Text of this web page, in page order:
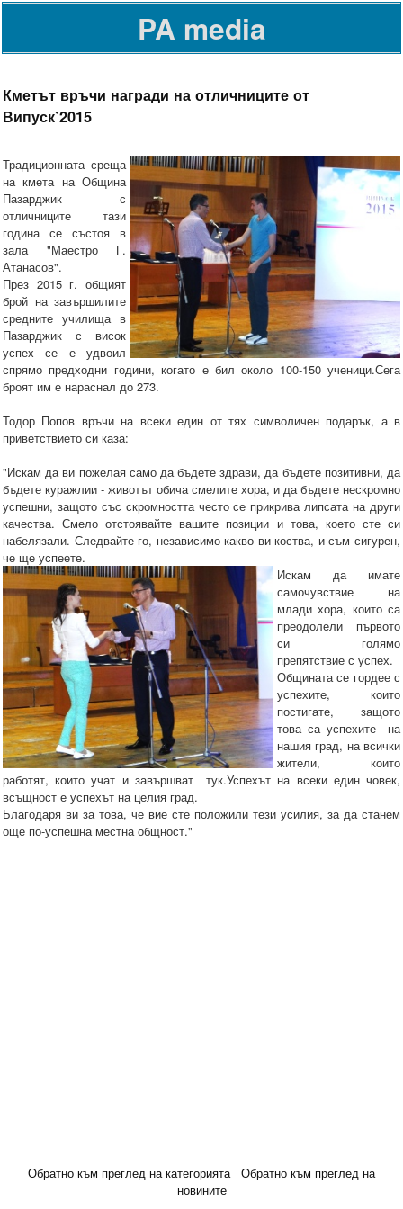
PA media
Кметът връчи награди на отличниците от
Випуск`2015
Традиционната среща
на кмета на Община
Пазарджик с
отличниците тази
година се състоя в
зала "Маестро Г.
Атанасов".
През 2015 г. общият
брой на завършилите
средните училища в
Пазарджик с висок
успех се е удвоил
спрямо предходни години, когато е бил около 100-150 ученици.Сега
броят им е нараснал до 273.
Тодор Попов връчи на всеки един от тях символичен подарък, а в
приветствието си каза:
"Искам да ви пожелая само да бъдете здрави, да бъдете позитивни, да
бъдете куражлии - животът обича смелите хора, и да бъдете нескромно
успешни, защото със скромността често се прикрива липсата на други
качества. Смело отстоявайте вашите позиции и това, което сте си
набелязали. Следвайте го, независимо какво ви коства, и съм сигурен,
че ще успеете.
Искам да имате
самочувствие на
млади хора, които са
преодолели първото
си голямо
препятствие с успех.
Общината се гордее с
успехите, които
постигате, защото
това са успехите на
нашия град, на всички
жители, които
работят, които учат и завършват тук.Успехът на всеки един човек,
всъщност е успехът на целия град.
Благодаря ви за това, че вие сте положили тези усилия, за да станем
още по-успешна местна общност."
Обратно към преглед на категорията
Обратно към преглед на
новините